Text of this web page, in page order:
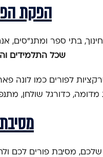
הפקת
בתי ספר ומתנ"סים,
שכל התלמידים
לפורים כמו לונה
מדומה, כדורגל שולחן,
מסיבת פורים לכם